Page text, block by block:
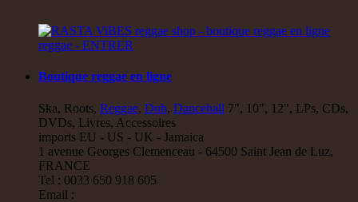
Uk Dub
16.95€
12"
Zulu Vibes Fr
Bunnington Judah
Satan Go Away - Give Thanks And Praises
Reggae Hit
13.95€
Boutique reggae en ligne
Ska, Roots, Reggae, Dub, Dancehall 7", 10", 12", LPs, CDs,
DVDs, Livres, Accessoires
imports EU - US - UK - Jamaica
1 avenue Georges Clemenceau - 64500 Saint Jean de Luz,
FRANCE
Tel : 0033 650 918 605
Email :